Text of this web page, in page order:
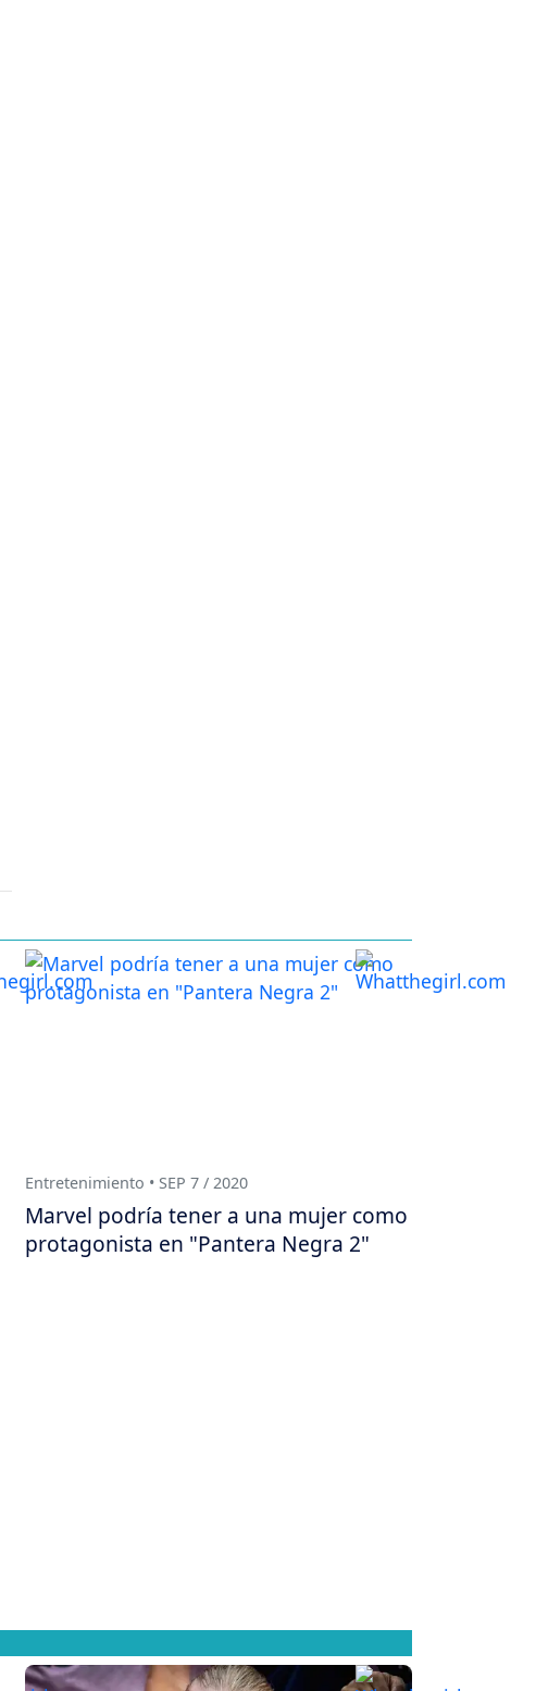
Entretenimiento • SEP 7 / 2020
Marvel podría tener a una mujer como
protagonista en "Pantera Negra 2"